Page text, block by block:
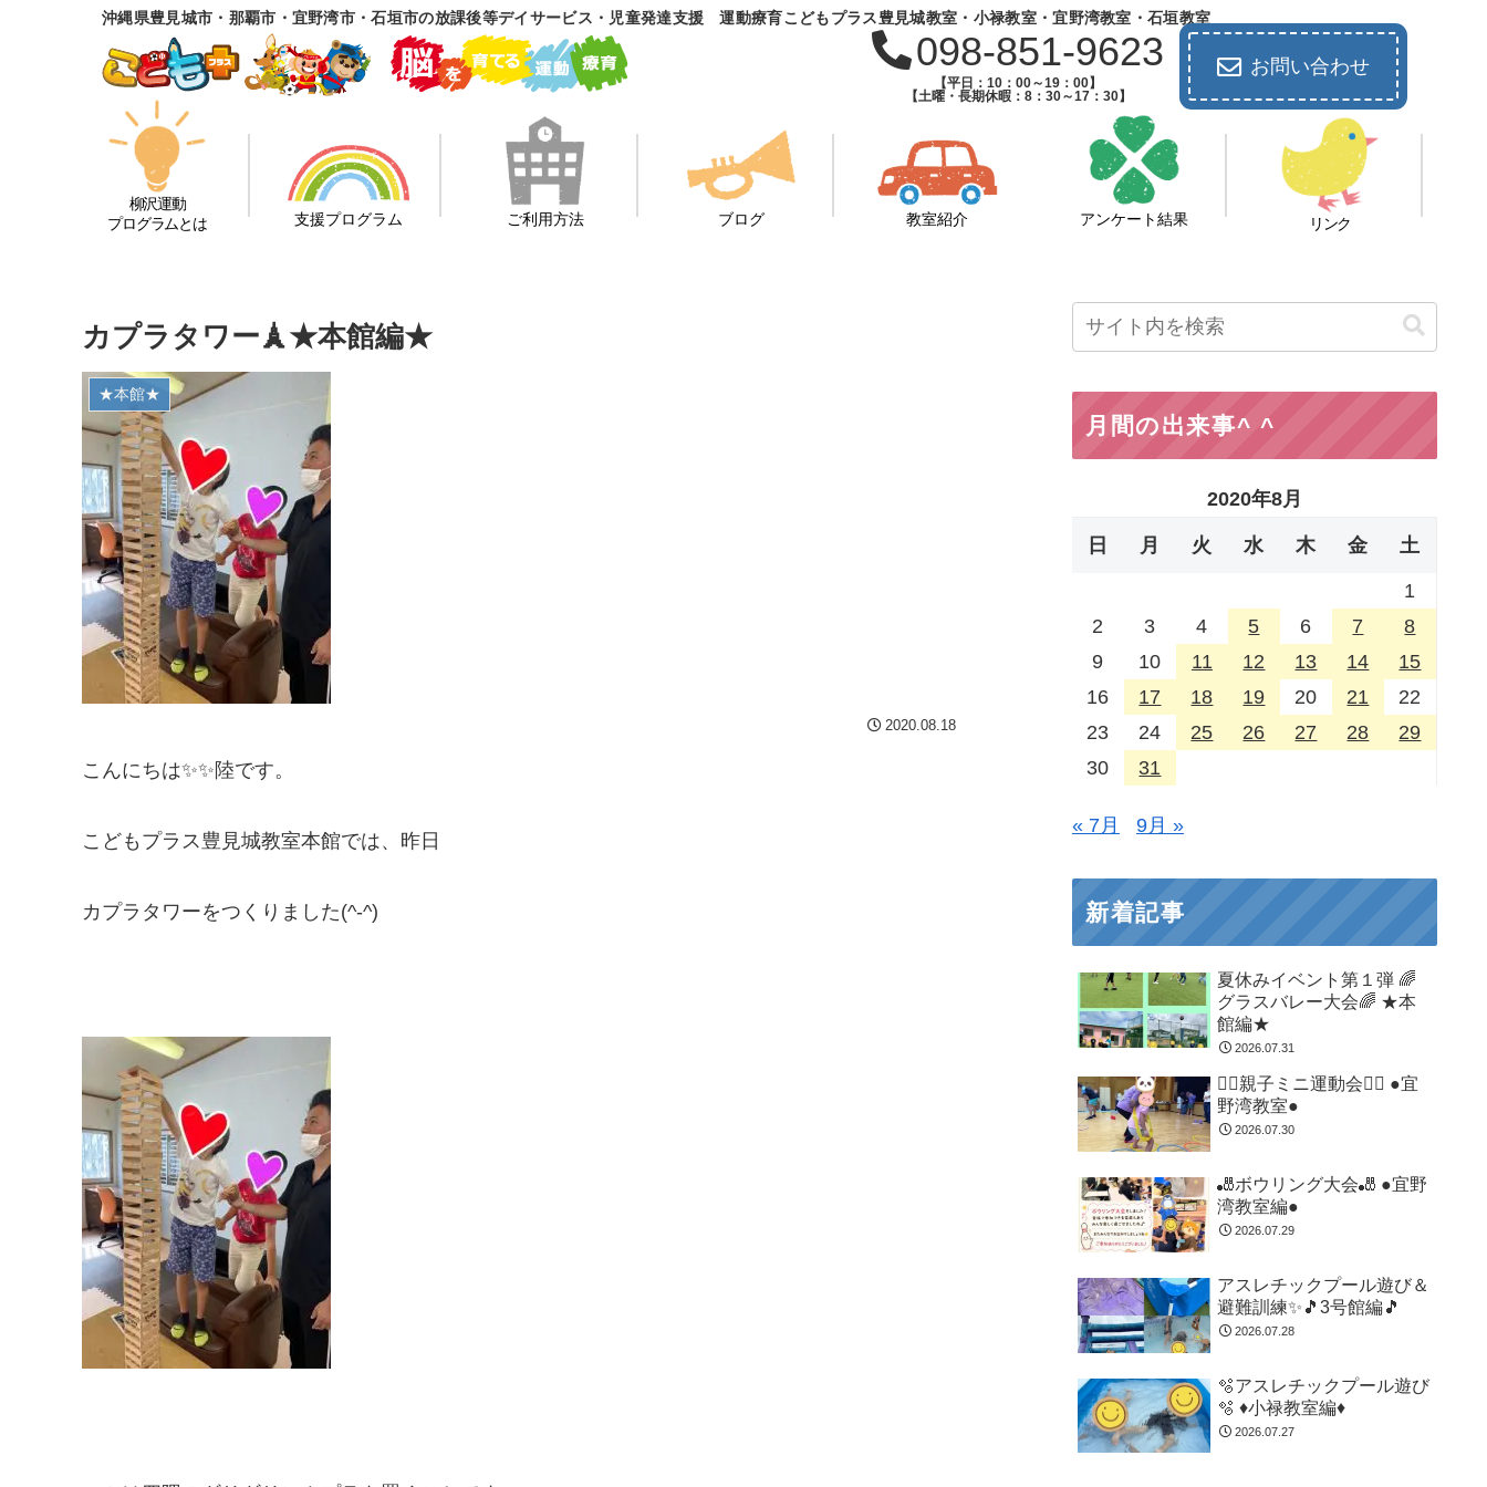
沖縄県豊見城市・那覇市・宜野湾市・石垣市の放課後等デイサービス・児童発達支援 運動療育こどもプラス豊見城教室・小禄教室・宜野湾教室・石垣教室
098-851-9623
【平日：10：00～19：00】
【土曜・長期休暇：8：30～17：30】
お問い合わせ
柳沢運動
プログラムとは
支援プログラム ご利用方法 ブログ 教室紹介 アンケート結果 リンク
カプラタワー🗼★本館編★
★本館★
2020.08.18
こんにちは✨✨陸です。
こどもプラス豊見城教室本館では、昨日
カプラタワーをつくりました(^-^)
月間の出来事^ ^
2020年8月
日 月 火 水 木 金 土
1
2
3 4 5 6 7
8
9
10 11 12 13 14
15
16
17 18 19 20 21
22
23
24 25 26 27 28
29
30
31
« 7月 9月 »
新着記事
夏休みイベント第１弾 🌈
グラスバレー大会🌈 ★本
館編★
2026.07.31
🏃‍♂️親子ミニ運動会🏃‍♂️ ●宜
野湾教室●
2026.07.30
🎳ボウリング大会🎳 ●宜野
湾教室編●
2026.07.29
アスレチックプール遊び＆
避難訓練✨🎵3号館編🎵
2026.07.28
🫧アスレチックプール遊び
🫧 ♦小禄教室編♦
2026.07.27